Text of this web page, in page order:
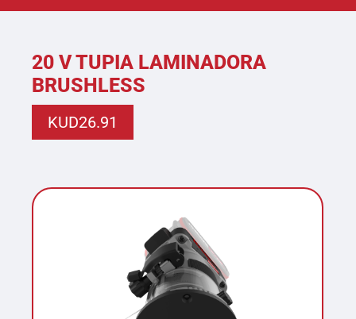
20 V TUPIA LAMINADORA
BRUSHLESS
KUD26.91